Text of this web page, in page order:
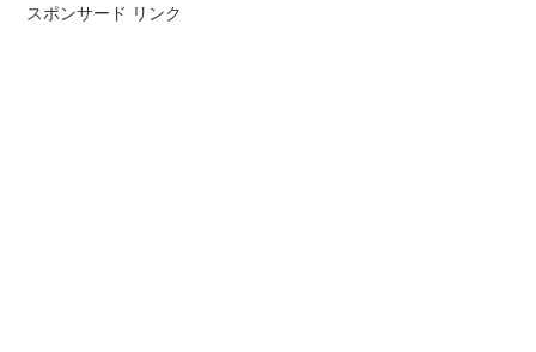
スポンサード リンク